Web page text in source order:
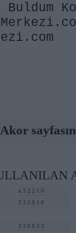
x 3 2 2 1 0
3 3 2 0 1 0
3 2 0 0 3 3